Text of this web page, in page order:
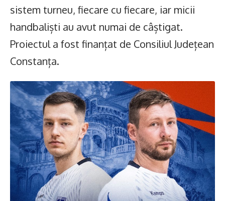
sistem turneu, fiecare cu fiecare, iar micii
handbaliști au avut numai de câștigat.
Proiectul a fost finanțat de Consiliul Județean
Constanța.